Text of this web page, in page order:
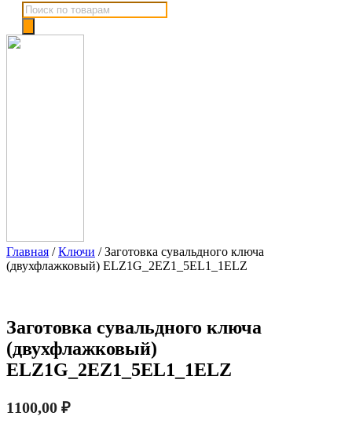
Поиск
товаров
Главная /Ключи / Заготовка сувальдного ключа
(двухфлажковый) ELZ1G_2EZ1_5EL1_1ELZ
Заготовка сувальдного ключа
(двухфлажковый)
ELZ1G_2EZ1_5EL1_1ELZ
1100,00 ₽